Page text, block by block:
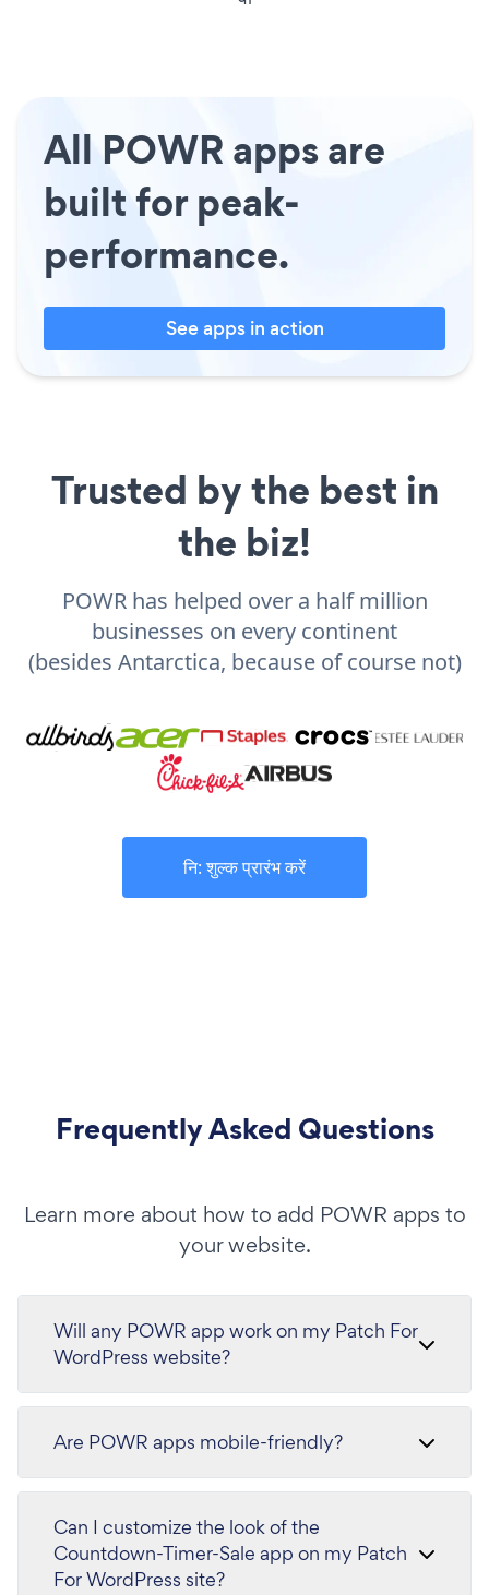
All POWR apps are
built for peak-
performance.
See apps in action
Trusted by the best in
the biz!
POWR has helped over a half million
businesses on every continent
(besides Antarctica, because of course not)
नि: शुल्क प्रारंभ करें
Frequently Asked Questions
Learn more about how to add POWR apps to
your website.
Will any POWR app work on my Patch For
WordPress website?
Are POWR apps mobile-friendly?
Can I customize the look of the
Countdown-Timer-Sale app on my Patch
For WordPress site?